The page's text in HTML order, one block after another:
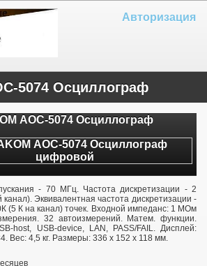
Авторизация
5074 Осциллограф
- 70 МГц. Частота дискретизации - 2
Эквивалентная частота дискретизации -
(5 К на канал) точек. Входной импеданс: 1 МОм
32 автоизмерений. Матем. функции.
host, USB-device, LAN, PASS/FAIL. Дисплей:
Вес: 4,5 кг. Размеры: 336 x 152 x 118 мм.